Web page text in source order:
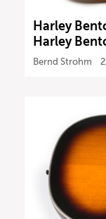
Harley
Harley
Bernd Strohm